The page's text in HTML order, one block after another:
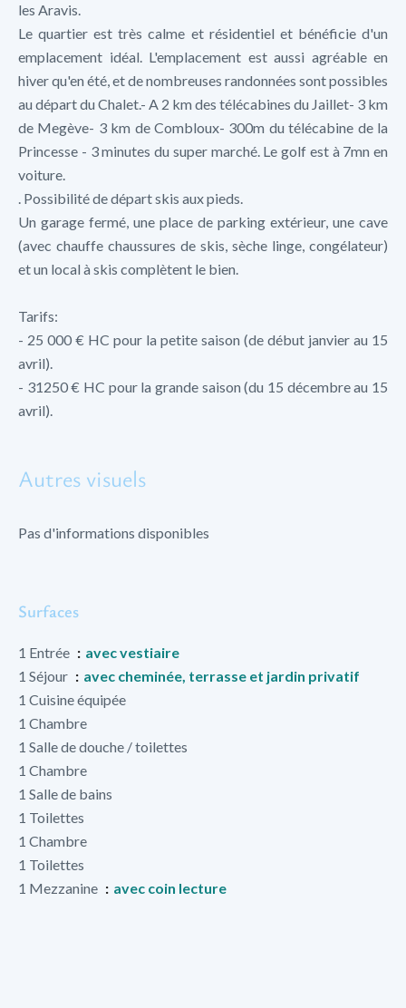
les Aravis.
Le quartier est très calme et résidentiel et bénéficie d'un
emplacement idéal. L'emplacement est aussi agréable en
hiver qu'en été, et de nombreuses randonnées sont possibles
au départ du Chalet.- A 2 km des télécabines du Jaillet- 3 km
de Megève- 3 km de Combloux- 300m du télécabine de la
Princesse - 3 minutes du super marché. Le golf est à 7mn en
voiture.
. Possibilité de départ skis aux pieds.
Un garage fermé, une place de parking extérieur, une cave
(avec chauffe chaussures de skis, sèche linge, congélateur)
et un local à skis complètent le bien.
Tarifs:
- 25 000 € HC pour la petite saison (de début janvier au 15
avril).
- 31250 € HC pour la grande saison (du 15 décembre au 15
avril).
Autres visuels
Pas d'informations disponibles
Surfaces
1 Entrée
avec vestiaire
1 Séjour
avec cheminée, terrasse et jardin privatif
1 Cuisine équipée
1 Chambre
1 Salle de douche / toilettes
1 Chambre
1 Salle de bains
1 Toilettes
1 Chambre
1 Toilettes
1 Mezzanine
avec coin lecture